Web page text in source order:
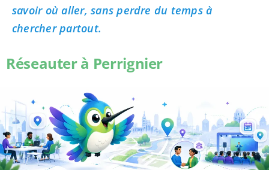
savoir où aller, sans perdre du temps à
chercher partout.
Réseauter à Perrignier